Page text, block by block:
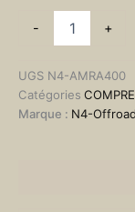
-
Support
compresseur
vitre
ARG
Ineos
+
UGS N4-AMRA400
Catégories
Marque : N4-Offroad